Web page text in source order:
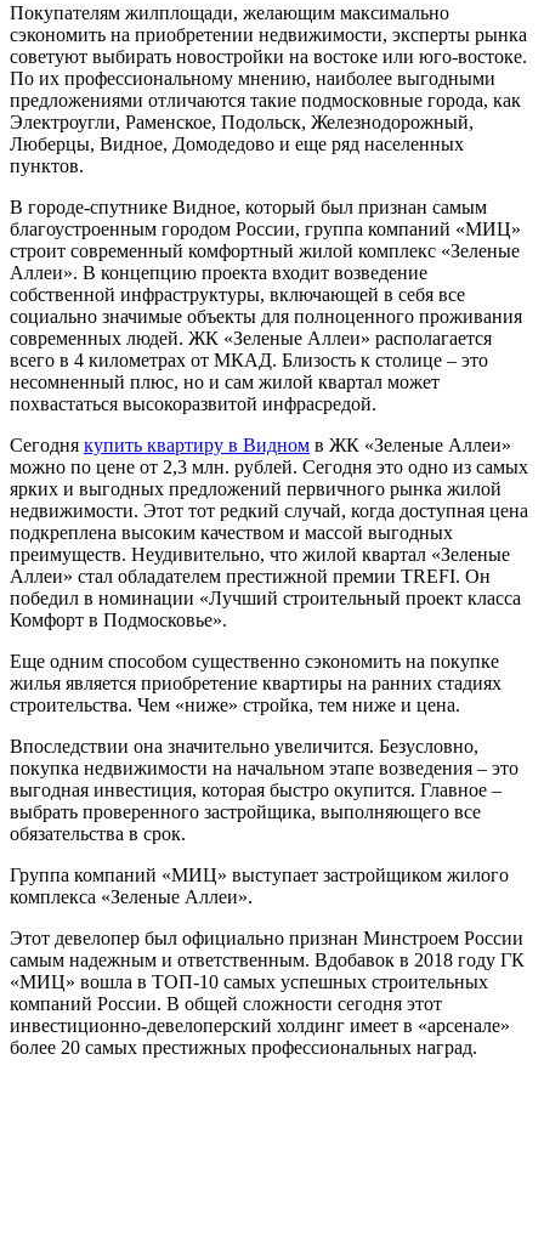
Покупателям жилплощади, желающим максимально
сэкономить на приобретении недвижимости, эксперты рынка
советуют выбирать новостройки на востоке или юго-востоке.
По их профессиональному мнению, наиболее выгодными
предложениями отличаются такие подмосковные города, как
Электроугли, Раменское, Подольск, Железнодорожный,
Люберцы, Видное, Домодедово и еще ряд населенных
пунктов.
В городе-спутнике Видное, который был признан самым
благоустроенным городом России, группа компаний «МИЦ»
строит современный комфортный жилой комплекс «Зеленые
Аллеи». В концепцию проекта входит возведение
собственной инфраструктуры, включающей в себя все
социально значимые объекты для полноценного проживания
современных людей. ЖК «Зеленые Аллеи» располагается
всего в 4 километрах от МКАД. Близость к столице – это
несомненный плюс, но и сам жилой квартал может
похвастаться высокоразвитой инфрасредой.
Сегодня купить квартиру в Видном в ЖК «Зеленые Аллеи»
можно по цене от 2,3 млн. рублей. Сегодня это одно из самых
ярких и выгодных предложений первичного рынка жилой
недвижимости. Этот тот редкий случай, когда доступная цена
подкреплена высоким качеством и массой выгодных
преимуществ. Неудивительно, что жилой квартал «Зеленые
Аллеи» стал обладателем престижной премии TREFI. Он
победил в номинации «Лучший строительный проект класса
Комфорт в Подмосковье».
Еще одним способом существенно сэкономить на покупке
жилья является приобретение квартиры на ранних стадиях
строительства. Чем «ниже» стройка, тем ниже и цена.
Впоследствии она значительно увеличится. Безусловно,
покупка недвижимости на начальном этапе возведения – это
выгодная инвестиция, которая быстро окупится. Главное –
выбрать проверенного застройщика, выполняющего все
обязательства в срок.
Группа компаний «МИЦ» выступает застройщиком жилого
комплекса «Зеленые Аллеи».
Этот девелопер был официально признан Минстроем России
самым надежным и ответственным. Вдобавок в 2018 году ГК
«МИЦ» вошла в ТОП-10 самых успешных строительных
компаний России. В общей сложности сегодня этот
инвестиционно-девелоперский холдинг имеет в «арсенале»
более 20 самых престижных профессиональных наград.